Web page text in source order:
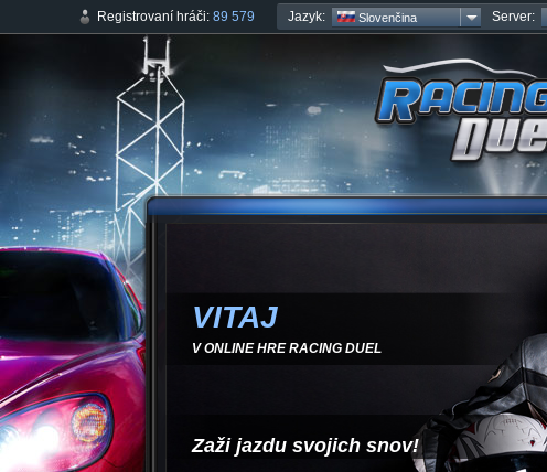
Registrovaní hráči: 89 579 Jazyk: Slovenčina Server:
VITAJ
V ONLINE HRE RACING DUEL
Zaži jazdu svojich snov!